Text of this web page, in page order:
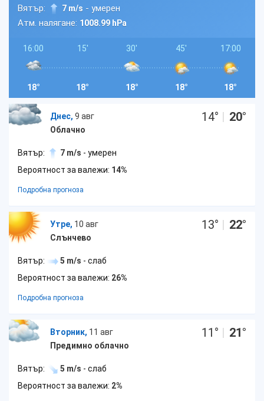
Вятър: 7 m/s - умерен
Атм. налягане: 1008.99 hPa
16:00
18°
15'
18°
30'
18°
45'
18°
17:00
18°
Днес, 9 авг
Облачно
14° | 20°
Вятър: 7 m/s - умерен
Вероятност за валежи: 14%
Подробна прогноза
Утре, 10 авг
Слънчево
13° | 22°
Вятър: 5 m/s - слаб
Вероятност за валежи: 26%
Подробна прогноза
Вторник, 11 авг
Предимно облачно
11 ° | 21°
Вятър: 5 m/s - слаб
Вероятност за валежи: 2%